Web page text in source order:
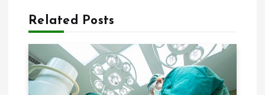
æ
g
Related Posts